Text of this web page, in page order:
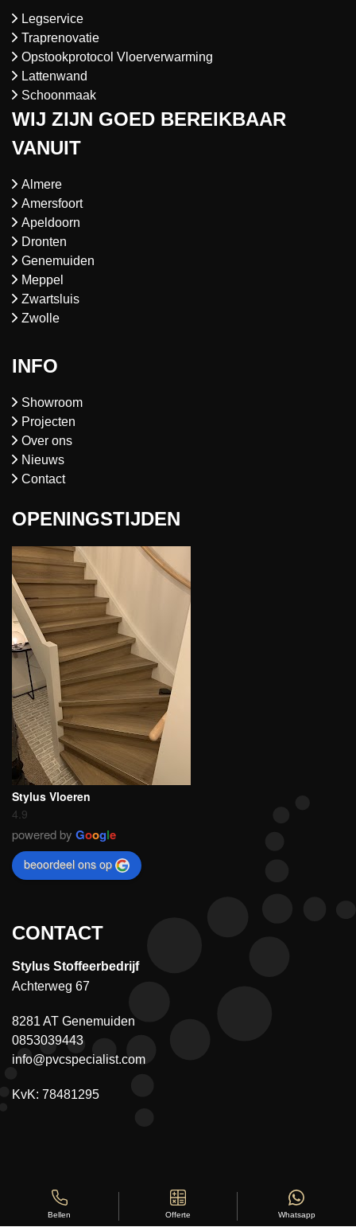
Legservice
Traprenovatie
Opstookprotocol Vloerverwarming
Lattenwand
Schoonmaak
WIJ ZIJN GOED BEREIKBAAR
VANUIT
Almere
Amersfoort
Apeldoorn
Dronten
Genemuiden
Meppel
Zwartsluis
Zwolle
INFO
Showroom
Projecten
Over ons
Nieuws
Contact
OPENINGSTIJDEN
Stylus Vloeren
4.9
powered by Google
beoordeel ons op
CONTACT
Stylus Stoffeerbedrijf
Achterweg 67
8281 AT Genemuiden
0853039443
info@pvcspecialist.com
KvK: 78481295
Bellen Offerte Whatsapp